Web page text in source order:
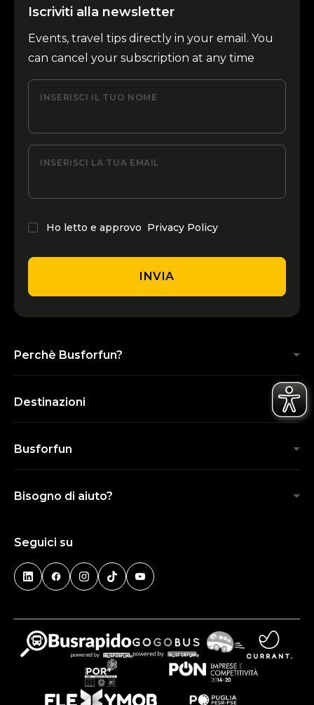
Iscriviti alla newsletter
Events, travel tips directly in your email. You
can cancel your subscription at any time
INSERISCI IL TUO NOME
INSERISCI LA TUA EMAIL
Ho letto e approvo Privacy Policy
INVIA
Perchè Busforfun?
Destinazioni
Busforfun
Bisogno di aiuto?
Seguici su